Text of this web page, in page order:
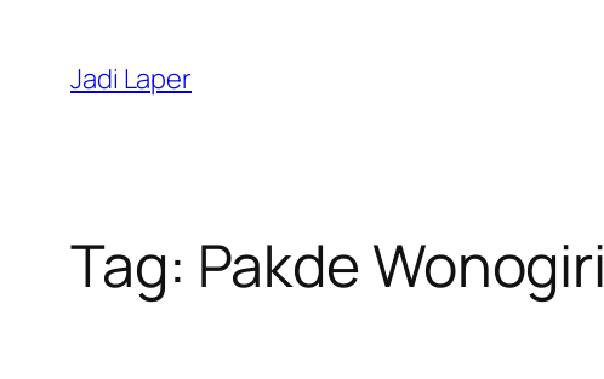
content
Jadi Laper
Tag: Pakde Wonogiri